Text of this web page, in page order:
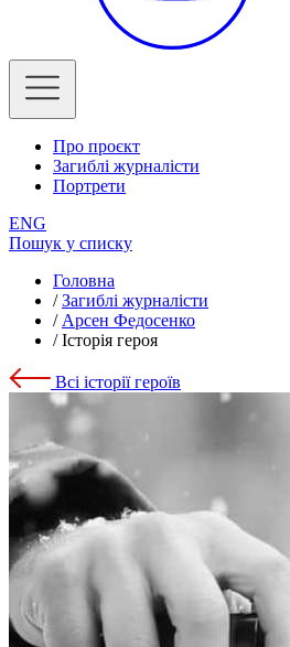
Про проєкт
Загиблі журналісти
Портрети
ENG
Пошук у списку
Головна
/Загиблі журналісти
/ Арсен Федосенко
/Історія героя
Всі історії героїв